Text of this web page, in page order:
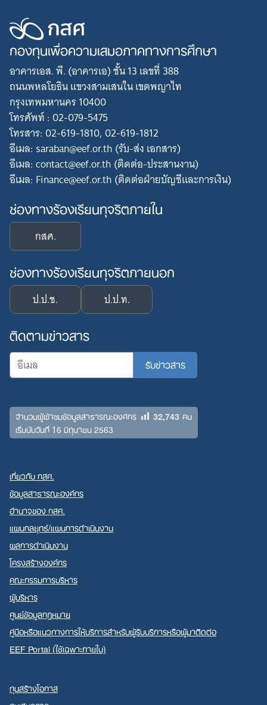
กองทุนเพื่อความเสมอภาคทางการศึกษา
อาคารเอส. พี. (อาคารเอ) ชั้น 13 เลขที่ 388
ถนนพหลโยธิน แขวงสามเสนใน เขตพญาไท
กรุงเทพมหานคร 10400
โทรศัพท์ : 02-079-5475
โทรสาร: 02-619-1810, 02-619-1812
อีเมล: saraban@eef.or.th (รับ-ส่ง เอกสาร)
อีเมล: contact@eef.or.th (ติดต่อ-ประสานงาน)
อีเมล: Finance@eef.or.th (ติดต่อฝ่ายบัญชีและการเงิน)
ช่องทางร้องเรียนทุจริตภายใน
กสศ.
ช่องทางร้องเรียนทุจริตภายนอก
ป.ป.ช. ป.ป.ท.
ติดตามข่าวสาร
จำนวนผู้เข้าชมข้อมูลสาธารณะองค์กร 32,743คน
เริ่มนับวันที่ 16 มิถุนายน 2563
เกี่ยวกับ กสศ.
ข้อมูลสาธารณะองค์กร
อำนาจของ กสศ.
แผนกลยุทธ์/แผนการดำเนินงาน
ผลการดำเนินงาน
โครงสร้างองค์กร
คณะกรรมการบริหาร
ผู้บริหาร
ศูนย์ข้อมูลกฎหมาย
คู่มือหรือแนวทางการให้บริการสำหรับผู้รับบริการหรือผู้มาติดต่อ
EEF Portal (ใช้เฉพาะภายใน)
ทุนสร้างโอกาส